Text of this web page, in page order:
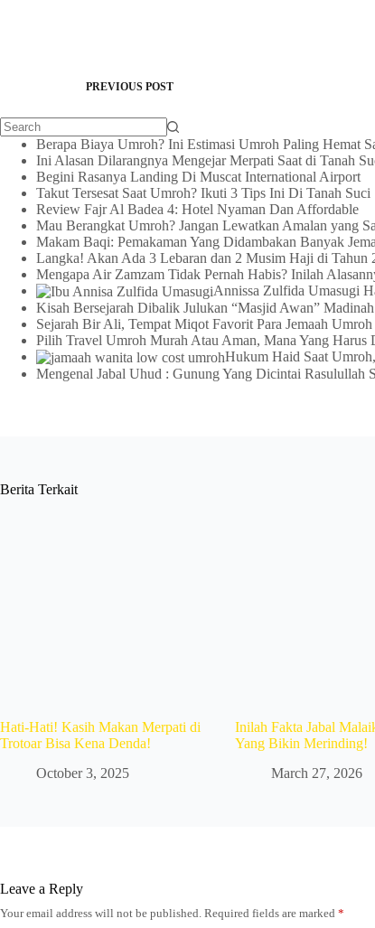
PREVIOUS POST
Berapa Biaya Umroh? Ini Estimasi Umroh Paling Hemat
Ini Alasan Dilarangnya Mengejar Merpati Saat di Tanah
Begini Rasanya Landing Di Muscat International Airport
Takut Tersesat Saat Umroh? Ikuti 3 Tips Ini Di Tanah Suci
Review Fajr Al Badea 4: Hotel Nyaman Dan Affordable
Mau Berangkat Umroh? Jangan Lewatkan Amalan yang
Makam Baqi: Pemakaman Yang Didambakan Banyak
Langka! Akan Ada 3 Lebaran dan 2 Musim Haji di Tahun
Mengapa Air Zamzam Tidak Pernah Habis? Inilah
Annissa Zulfida Umasugi
Kisah Bersejarah Dibalik Julukan “Masjid Awan” Madinah
Sejarah Bir Ali, Tempat Miqot Favorit Para Jemaah Umroh
Pilih Travel Umroh Murah Atau Aman, Mana Yang Harus
Hukum Haid Saat
Mengenal Jabal Uhud : Gunung Yang Dicintai Rasulullah
Berita Terkait
Hati-Hati! Kasih Makan Merpati di
Trotoar Bisa Kena Denda!
October 3, 2025
Inilah Fakta Jabal
Yang Bikin Merinding!
March 27, 2026
Leave a Reply
Your email address will not be published. Required fields are marked *